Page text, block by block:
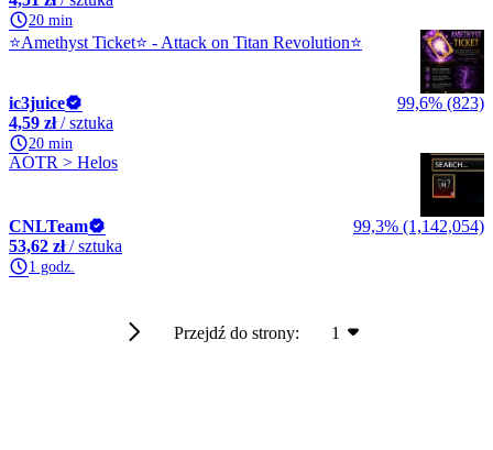
20 min
⭐Amethyst Ticket⭐ - Attack on Titan Revolution⭐
ic3juice
99,6% (823)
4,59 zł/ sztuka
20 min
AOTR > Helos
CNLTeam
99,3% (1,142,054)
53,62 zł/ sztuka
1 godz.
Przejdź do strony: 1